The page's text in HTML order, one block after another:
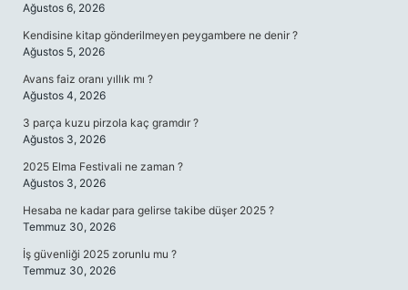
Ağustos 6, 2026
Kendisine kitap gönderilmeyen peygambere ne denir ?
Ağustos 5, 2026
Avans faiz oranı yıllık mı ?
Ağustos 4, 2026
3 parça kuzu pirzola kaç gramdır ?
Ağustos 3, 2026
2025 Elma Festivali ne zaman ?
Ağustos 3, 2026
Hesaba ne kadar para gelirse takibe düşer 2025 ?
Temmuz 30, 2026
İş güvenliği 2025 zorunlu mu ?
Temmuz 30, 2026